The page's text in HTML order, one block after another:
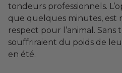
tondeurs professionnels.
que quelques minutes, est
respect pour l’animal.
souffriraient du poids de
en été.